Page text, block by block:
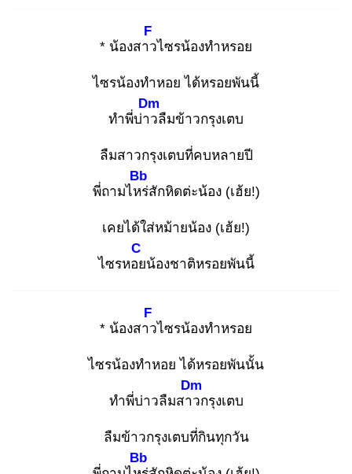
* น้องสาว
F
ไซรน้องทำหรอย
ไซรน้องทำหอย ได้หรอยพันนี้
ทำพี่บ่าว
Dm
ลืมข้าวกรุงเตบ
ลืมสาวกรุงเตบที่คบหลายปี
พี่ถามไหร่
Bb
สักหิดต่ะน้อง (เฮ้ย!)
เคยได้ใส่หม้ายน้อง (เฮ้ย!)
ไซรหอย
C
น้องชาติหรอยพันนี้
* น้องสาว
F
ไซรน้องทำหรอย
ไซรน้องทำหอย ได้หรอยพันนั้น
ทำพี่บ่าวลืมสาว
Dm
กรุงเตบ
ลืมข้าวกรุงเตบที่กินทุกวัน
Bb